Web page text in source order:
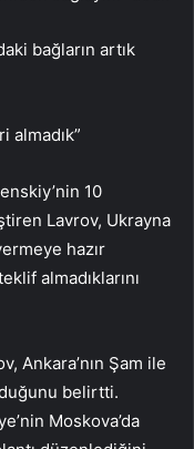
bağların artık
almadık”
10
Lavrov, Ukrayna
hazır
almadıklarını
Ankara’nın Şam ile
belirtti.
Moskova’da